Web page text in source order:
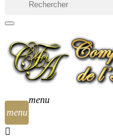
menu
menu